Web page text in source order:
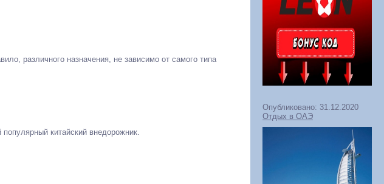
Опубликовано: 31.12.2020
Отдых в ОАЭ
различного назначения, не зависимо от самого типа
китайский внедорожник.